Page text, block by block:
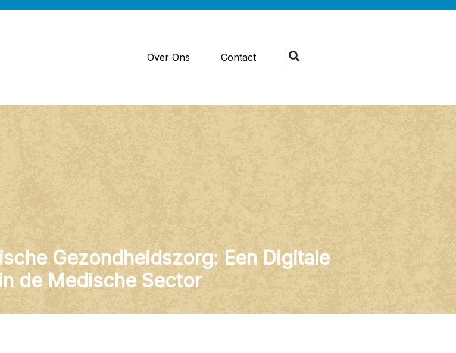
Over Ons Contact
Gezondheidszorg: Een Digitale
de Medische Sector